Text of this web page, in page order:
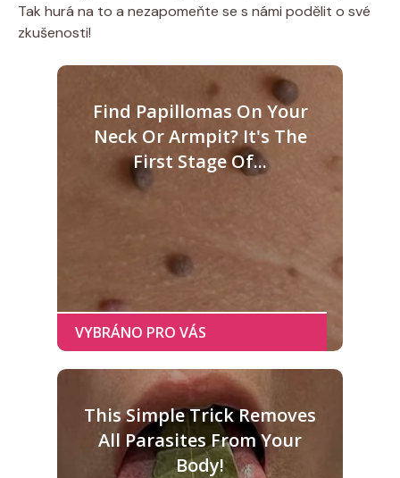
Tak hurá na to a nezapomeňte se s námi podělit o své
zkušenosti!
Find Papillomas On Your
Neck Or Armpit? It's The
First Stage Of...
This Simple Trick Removes
All Parasites From Your
Body!